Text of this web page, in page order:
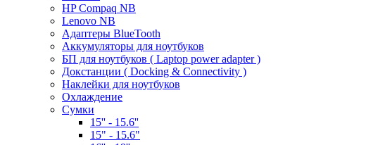
HP Compaq NB
Lenovo NB
Адаптеры BlueTooth
Аккумуляторы для ноутбуков
БП для ноутбуков ( Laptop power adapter )
Докстанции ( Docking & Connectivity )
Наклейки для ноутбуков
Охлаждение
Сумки
15'' - 15.6''
15" - 15.6"